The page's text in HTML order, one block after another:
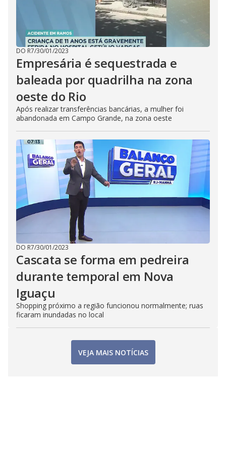
DO R7/30/01/2023
Empresária é sequestrada e
baleada por quadrilha na zona
oeste do Rio
Após realizar transferências bancárias, a mulher foi
abandonada em Campo Grande, na zona oeste
DO R7/30/01/2023
Cascata se forma em pedreira
durante temporal em Nova
Iguaçu
Shopping próximo a região funcionou normalmente; ruas
ficaram inundadas no local
VEJA MAIS NOTÍCIAS